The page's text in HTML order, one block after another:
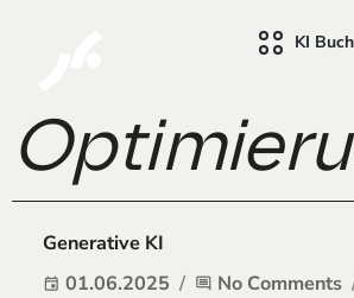
KI Buch
Generative KI
event 01.06.2025 comment No Comments